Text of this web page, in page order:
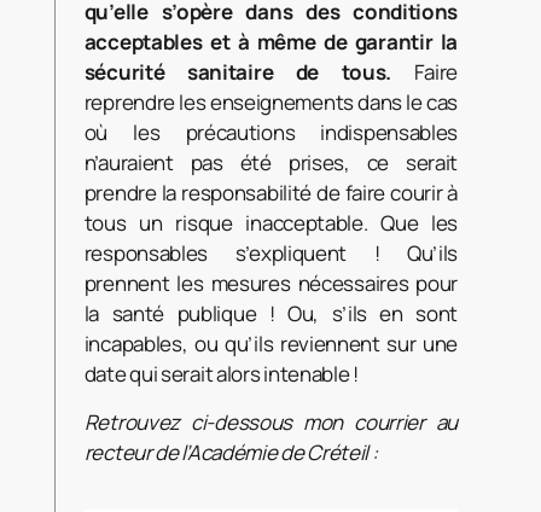
qu’elle s’opère dans des conditions
acceptables et à même de garantir la
sécurité sanitaire de tous. Faire
reprendre les enseignements dans le cas
où les précautions indispensables
n’auraient pas été prises, ce serait
prendre la responsabilité de faire courir à
tous un risque inacceptable. Que les
responsables s’expliquent ! Qu’ils
prennent les mesures nécessaires pour
la santé publique ! Ou, s’ils en sont
incapables, ou qu’ils reviennent sur une
date qui serait alors intenable !
Retrouvez ci-dessous mon courrier au
recteur de l’Académie de Créteil :